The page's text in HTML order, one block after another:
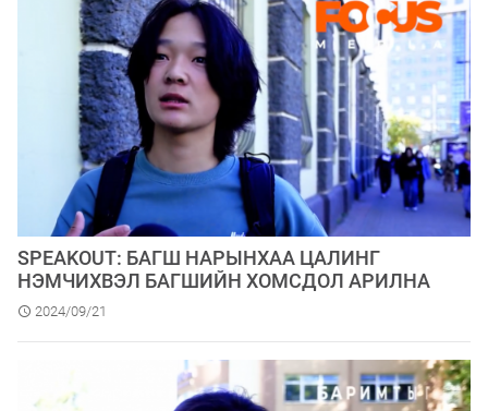
SPEAKOUT: БАГШ НАРЫНХАА ЦАЛИНГ
НЭМЧИХВЭЛ БАГШИЙН ХОМСДОЛ АРИЛНА
2024/09/21